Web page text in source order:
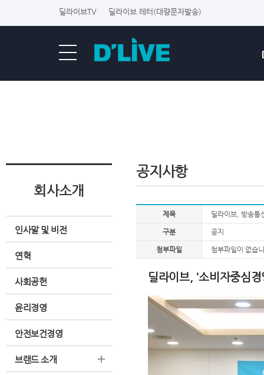
딜라이브TV 딜라이브 레터(대량문자발송)
회사소개
인사말 및 비전
연혁
사회공헌
윤리경영
안전보건경영
브랜드 소개
공지사항
제목 딜라이브, 방송통
구분 공지
첨부파일 첨부파일이 없습
딜라이브, '소비자중심